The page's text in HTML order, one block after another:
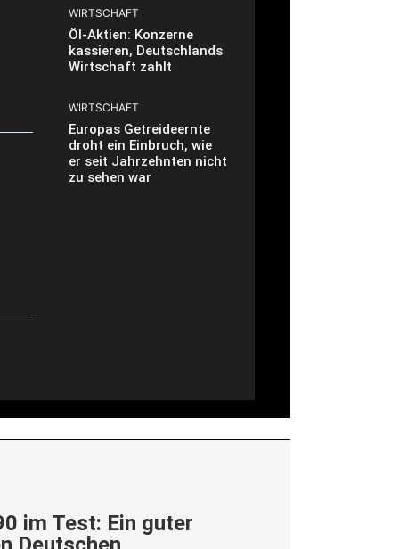
WIRTSCHAFT
Öl-Aktien: Konzerne
kassieren, Deutschlands
Wirtschaft zahlt
WIRTSCHAFT
Europas Getreideernte
droht ein Einbruch, wie
er seit Jahrzehnten nicht
zu sehen war
im Test: Ein guter